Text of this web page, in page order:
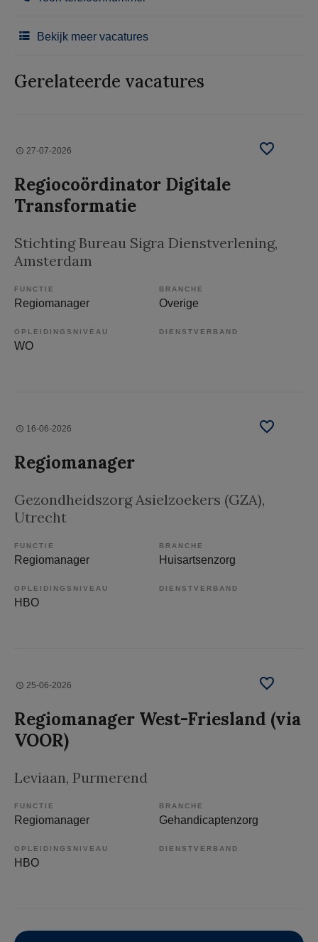
Bekijk meer vacatures
Gerelateerde vacatures
27-07-2026
Regiocoördinator Digitale
Transformatie
Stichting Bureau Sigra Dienstverlening,
Amsterdam
FUNCTIE
Regiomanager
BRANCHE
Overige
OPLEIDINGSNIVEAU
WO
DIENSTVERBAND
16-06-2026
Regiomanager
Gezondheidszorg Asielzoekers (GZA),
Utrecht
FUNCTIE
Regiomanager
BRANCHE
Huisartsenzorg
OPLEIDINGSNIVEAU
HBO
DIENSTVERBAND
25-06-2026
Regiomanager West-Friesland (via
VOOR)
Leviaan, Purmerend
FUNCTIE
Regiomanager
BRANCHE
Gehandicaptenzorg
OPLEIDINGSNIVEAU
HBO
DIENSTVERBAND